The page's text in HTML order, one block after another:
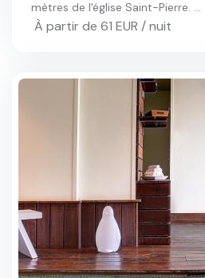
mètres de l'église Saint-Pierre. ...
À partir de 61 EUR / nuit